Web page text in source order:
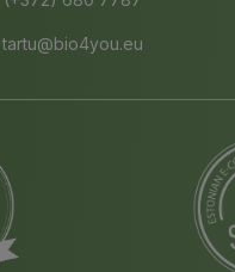
tartu@bio4you.eu